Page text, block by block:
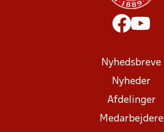
Nyhedsbreve
Nyheder
Afdelinger
Medarbejdere